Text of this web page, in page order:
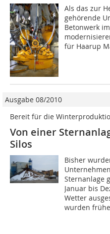
Als das zur
gehörende
Betonwerk
für Haarup
Ausgabe 08/2010
Bereit für die
Von einer
Silos
Bisher
Sternanlage
Januar bis
Wetter
wurden